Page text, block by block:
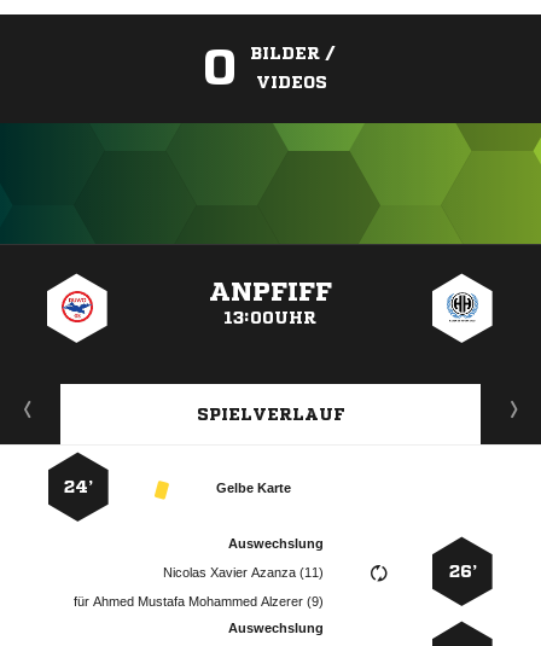
0
BILDER /
VIDEOS
ANPFIFF
13:00UHR
SPIELVERLAUF
Gelbe Karte
24’
26’
Auswechslung
   
für    
Auswechslung